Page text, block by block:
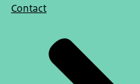
Contact